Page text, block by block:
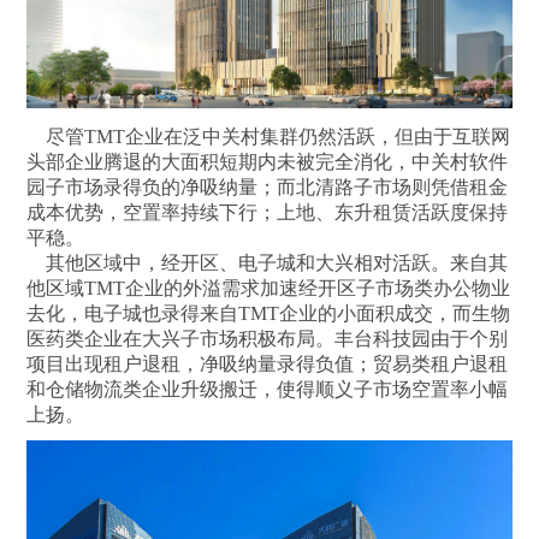
尽管TMT企业在泛中关村集群仍然活跃，但由于互联网
头部企业腾退的大面积短期内未被完全消化，中关村软件
园子市场录得负的净吸纳量；而北清路子市场则凭借租金
成本优势，空置率持续下行；上地、东升租赁活跃度保持
平稳。
其他区域中，经开区、电子城和大兴相对活跃。来自其
他区域TMT企业的外溢需求加速经开区子市场类办公物业
去化，电子城也录得来自TMT企业的小面积成交，而生物
医药类企业在大兴子市场积极布局。丰台科技园由于个别
项目出现租户退租，净吸纳量录得负值；贸易类租户退租
和仓储物流类企业升级搬迁，使得顺义子市场空置率小幅
上扬。